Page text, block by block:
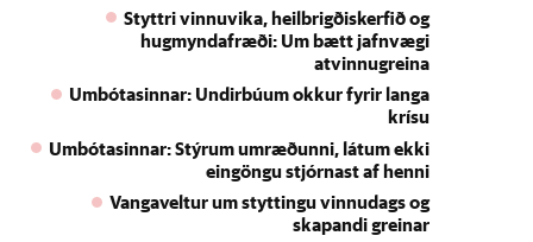
Styttri vinnuvika, heilbrigðiskerfið og
hugmyndafræði: Um bætt jafnvægi
atvinnugreina
Umbótasinnar: Undirbúum okkur fyrir langa
krísu
Umbótasinnar: Stýrum umræðunni, látum ekki
eingöngu stjórnast af henni
Vangaveltur um styttingu vinnudags og
skapandi greinar